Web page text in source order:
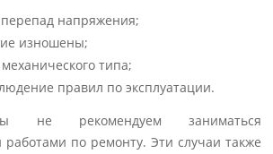
напряжения;
изношены;
типа;
правил по эксплуатации.
рекомендуем заниматься
работами по ремонту. Эти случаи также